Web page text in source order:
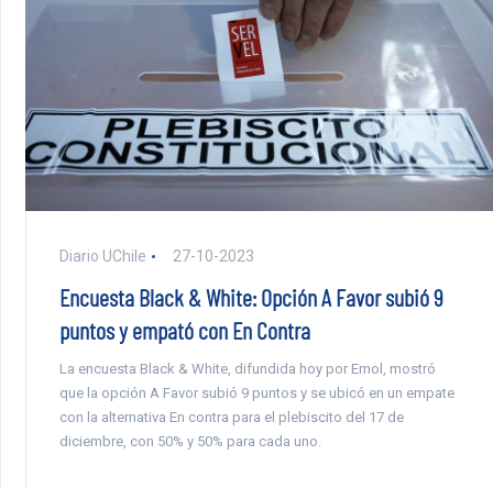
Diario UChile 27-10-2023
Encuesta Black & White: Opción A Favor subió 9
puntos y empató con En Contra
La encuesta Black & White, difundida hoy por Emol, mostró
que la opción A Favor subió 9 puntos y se ubicó en un empate
con la alternativa En contra para el plebiscito del 17 de
diciembre, con 50% y 50% para cada uno.